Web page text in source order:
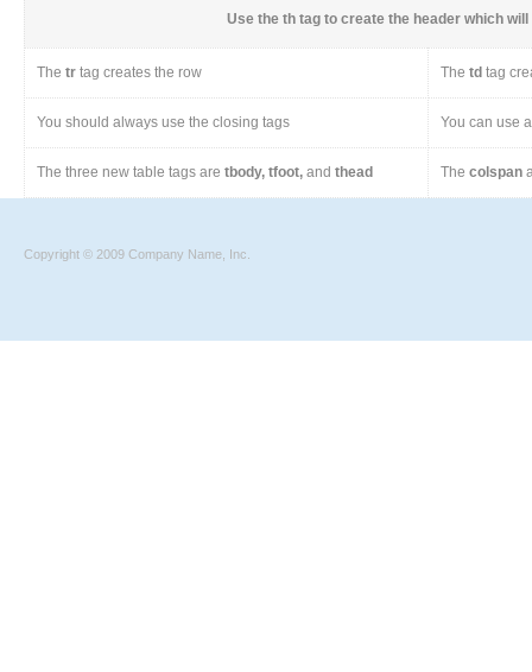
Use the th tag to create the header which
The tr tag creates the row The td tag
You should always use the closing tags You can use
The three new table tags are tbody, tfoot, and thead The colspan
Copyright © 2009 Company Name, Inc.